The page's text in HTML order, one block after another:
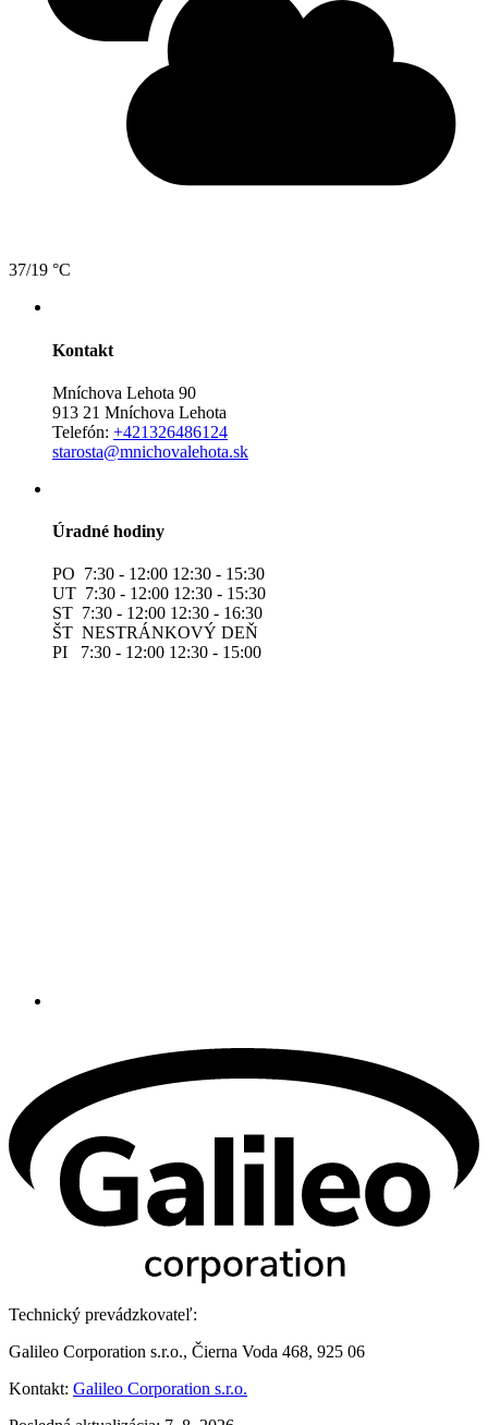
37/19 °C
Kontakt
Mníchova Lehota 90
913 21 Mníchova Lehota
Telefón: +421326486124
starosta@mnichovalehota.sk
Úradné hodiny
PO 7:30 - 12:00 12:30 - 15:30
UT 7:30 - 12:00 12:30 - 15:30
ST 7:30 - 12:00 12:30 - 16:30
ŠT NESTRÁNKOVÝ DEŇ
PI 7:30 - 12:00 12:30 - 15:00
Technický prevádzkovateľ:
Galileo Corporation s.r.o., Čierna Voda 468, 925 06
Kontakt: Galileo Corporation s.r.o.